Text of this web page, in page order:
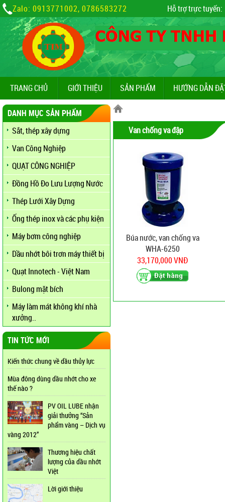
Zalo: 0913771002, 0786583272 Hỗ trợ trực tuyến:
TRANG CHỦ GIỚI THIỆU SẢN PHẨM HƯỚNG DẪN
DANH MỤC SẢN PHẨM
Sắt, thép xây dựng
Van Công Nghiệp
QUẠT CÔNG NGHIỆP
Đồng Hồ Đo Lưu Lượng Nước
Thép Lưới Xây Dựng
Ống thép inox và các phụ kiện
Máy bơm công nghiệp
Dầu nhớt bôi trơn máy thiết bị
Quạt Innotech - Việt Nam
Bulong mặt bích
Máy làm mát không khí nhà
xưởng..
TIN TỨC MỚI
Kiến thức chung về dầu thủy lực
Mùa đông dùng dầu nhớt cho xe
thế nào ?
PV OIL LUBE nhận
giải thưởng “Sản
phẩm vàng – Dịch vụ
vàng 2012”
Thương hiệu chất
lượng của dầu nhớt
Việt
Lời giới thiệu
Van chống va đập
Búa nước, van chống va
WHA-6250
33,170,000 VNĐ